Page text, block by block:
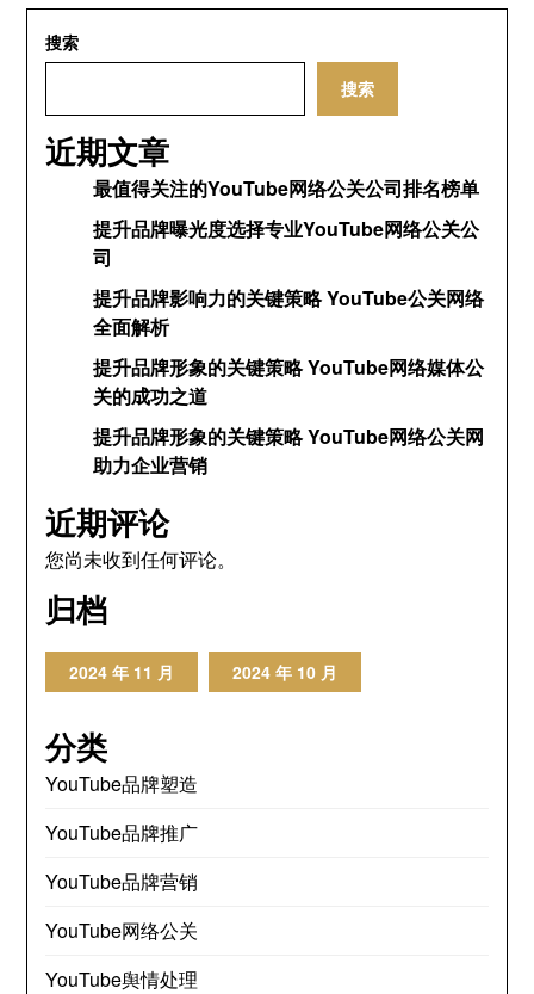
搜索
搜索
近期文章
最值得关注的YouTube网络公关公司排名榜单
提升品牌曝光度选择专业YouTube网络公关公
司
提升品牌影响力的关键策略 YouTube公关网络
全面解析
提升品牌形象的关键策略 YouTube网络媒体公
关的成功之道
提升品牌形象的关键策略 YouTube网络公关网
助力企业营销
近期评论
您尚未收到任何评论。
归档
2024 年 11 月 2024 年 10 月
分类
YouTube品牌塑造
YouTube品牌推广
YouTube品牌营销
YouTube网络公关
YouTube舆情处理